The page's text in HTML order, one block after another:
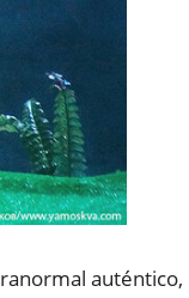
auténtico,